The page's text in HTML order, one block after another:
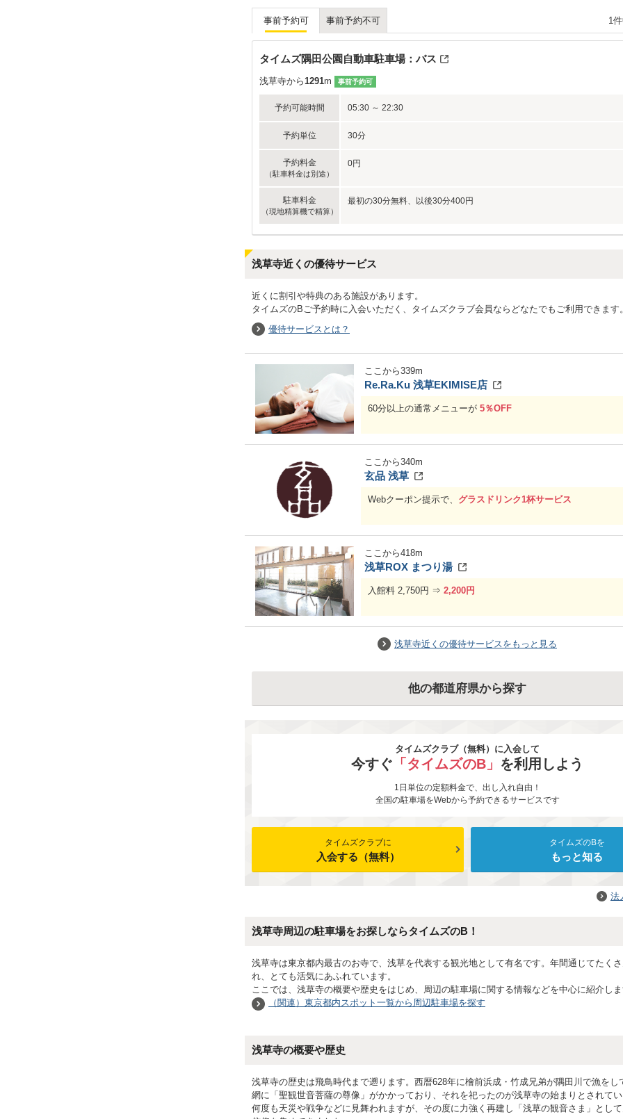
事前予約可 事前予約不可 1
タイムズ隅田公園自動車駐車場：バス
浅草寺から1291m 事前予約可
予約可能時間 05:30 ～ 22:30
予約単位 30分
予約料金
（駐車料金は別途）
0円
駐車料金
（現地精算機で精算）
最初の30分無料、以後30分400円
浅草寺近くの優待サービス
近くに割引や特典のある施設があります。
タイムズのBご予約時に入会いただく、タイムズクラブ会員ならどなたでもご利用できます
優待サービスとは？
ここから339m
Re.Ra.Ku 浅草EKIMISE店
60分以上の通常メニューが 5％OFF
ここから340m
玄品 浅草
Webクーポン提示で、 グラスドリンク1杯サービス
ここから418m
浅草ROX まつり湯
入館料 2,750円 ⇒ 2,200円
浅草寺近くの優待サービスをもっと見る
他の都道府県から探す
タイムズクラブ（無料）に入会して
今すぐ 「タイムズのB」 を利用しよう
1日単位の定額料金で、出し入れ自由！
全国の駐車場をWebから予約できるサービスです
タイムズクラブに
入会する（無料）
タイムズのBを
もっと知る
法
浅草寺周辺の駐車場をお探しならタイムズのB！
浅草寺は東京都内最古のお寺で、浅草を代表する観光地として有名です。年間通じてたく
れ、とても活気にあふれています。
ここでは、浅草寺の概要や歴史をはじめ、周辺の駐車場に関する情報などを中心に紹介し
（関連）東京都内スポット一覧から周辺駐車場を探す
浅草寺の概要や歴史
浅草寺の歴史は飛鳥時代まで遡ります。西暦628年に檜前浜成・竹成兄弟が隅田川で漁をし
網に「聖観世音菩薩の尊像」がかかっており、それを祀ったのが浅草寺の始まりとされて
何度も天災や戦争などに見舞われますが、その度に力強く再建し「浅草の観音さま」とし